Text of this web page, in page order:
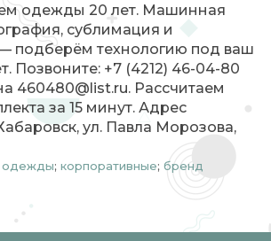
одежды 20 лет. Машинная
сублимация и
подберём технологию под ваш
Позвоните: +7 (4212) 46-04-80
460480@list.ru. Рассчитаем
за 15 минут. Адрес
ул. Павла Морозова,
одежды;корпоративные;бренд